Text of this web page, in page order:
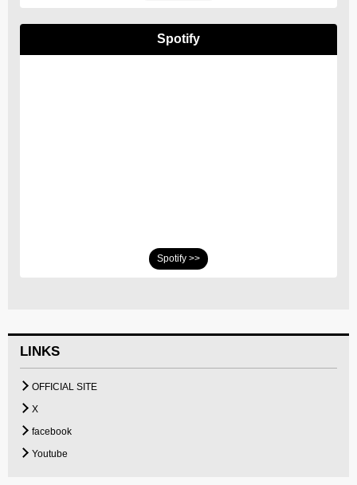
Spotify
Spotify >>
LINKS
OFFICIAL SITE
X
facebook
Youtube